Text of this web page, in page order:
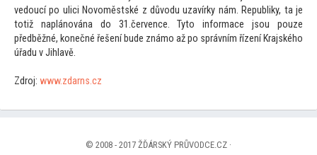
vedoucí po ulici Novoměstské z důvodu uzavírky nám. Republiky, ta je
totiž naplánována do 31.července. Tyto informace jsou pouze
předběžné, konečné řešení bude známo až po správním řízení Krajského
úřadu v Jihlavě.
Zdroj: www.zdarns.cz
© 2008 - 2017 ŽĎÁRSKÝ PRŮVODCE.CZ ·